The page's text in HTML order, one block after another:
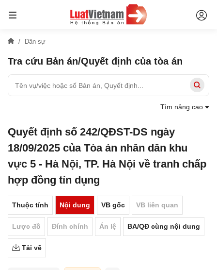
Dân sự
Tra cứu Bản án/Quyết định của tòa án
Tìm nâng cao
Quyết định số 242/QĐST-DS ngày
18/09/2025 của Tòa án nhân dân khu
vực 5 - Hà Nội, TP. Hà Nội về tranh chấp
hợp đồng tín dụng
Thuộc tính Nội dung VB gốc VB liên quan
Lược đồ Đính chính Án lệ BA/QĐ cùng nội dung
Tải về